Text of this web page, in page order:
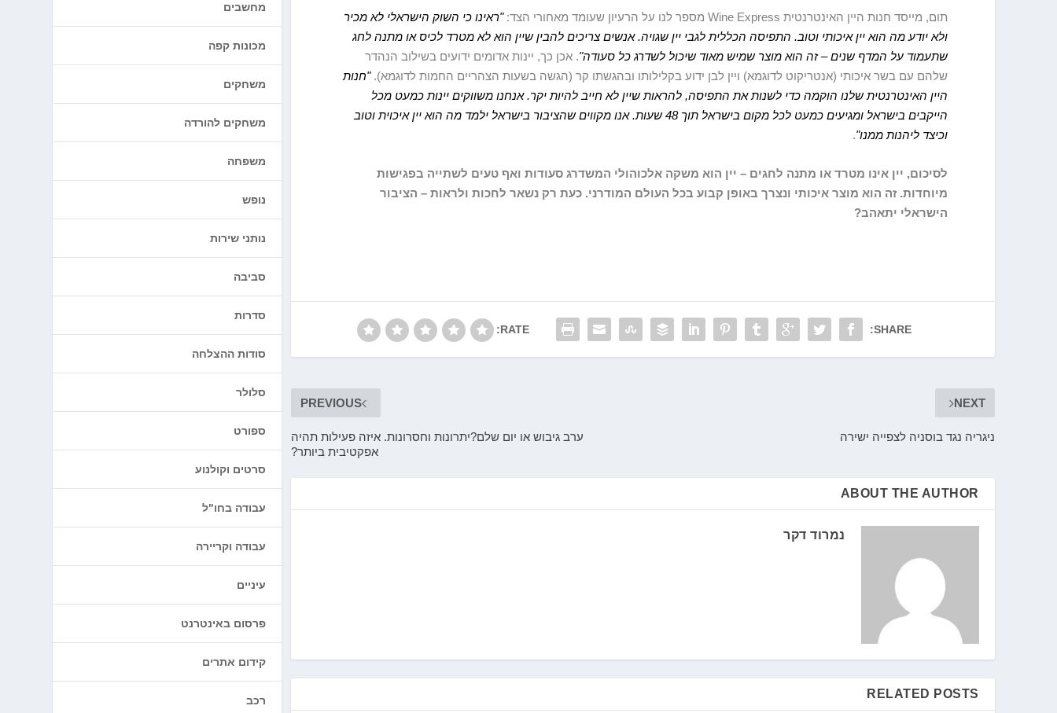
תום, מייסד חנות היין האינטרנטית Wine Express מספר לנו על הרעיון שעומד מאחורי הצד:
"ראינו כי השוק הישראלי לא מכיר
ולא יודע מה הוא יין איכותי וטוב. התפיסה הכללית לגבי יין שגויה. אנשים צריכים להבין שיין הוא לא מטרד לכיס או מתנה לחג
שתעמוד על המדף שנים – זה הוא מוצר שמיש מאוד שיכול לשדרג כל סעודה". אכן כך, יינות אדומים ידועים בשילוב הנהדר
שלהם עם בשר איכותי (אנטריקוט לדוגמא) ויין לבן ידוע בקלילותו ובהגשתו קר (הגשה בשעות הצהריים החמות לדוגמא)."חנות
היין האינטרנטית שלנו הוקמה כדי לשנות את התפיסה, להראות שיין לא חייב להיות יקר. אנחנו משווקים יינות כמעט מכל
הייקבים בישראל ומגיעים כמעט לכל מקום בישראל תוך 48 שעות. אנו מקווים שהציבור בישראל ילמד מה הוא יין איכוית וטוב
וכיצד ליהנות ממנו".
לסיכום, יין אינו מטרד או מתנה לחגים – יין הוא משקה אלכוהולי המשדרג סעודות ואף טעים לשתייה בפגישות
מיוחדות. זה הוא מוצר איכותי ונצרך באופן קבוע בכל העולם המודרני. כעת רק נשאר לחכות ולראות – הציבור
הישראלי יתאהב?
SHARE:
RATE:
PREVIOUS
ערב גיבוש או יום שלם?יתרונות וחסרונות. איזה פעילות תהיה
אפקטיבית ביותר?
NEXT
ניגריה נגד בוסניה לצפייה ישירה
ABOUT THE AUTHOR
נמרוד דקר
RELATED POSTS
מחשבים
מכונות קפה
משחקים
משחקים להורדה
משפחה
נופש
נותני שירות
סביבה
סדרות
סודות ההצלחה
סלולר
ספורט
סרטים וקולנוע
עבודה בחו"ל
עבודה וקריירה
עיניים
פרסום באינטרנט
קידום אתרים
רכב